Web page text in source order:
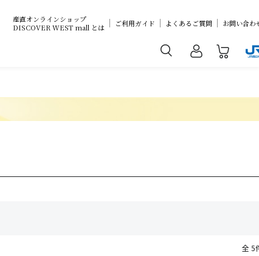
産直オンラインショップ
DISCOVER WEST mall とは
ご利用ガイド よくあるご質問 お問い合わ
全 5